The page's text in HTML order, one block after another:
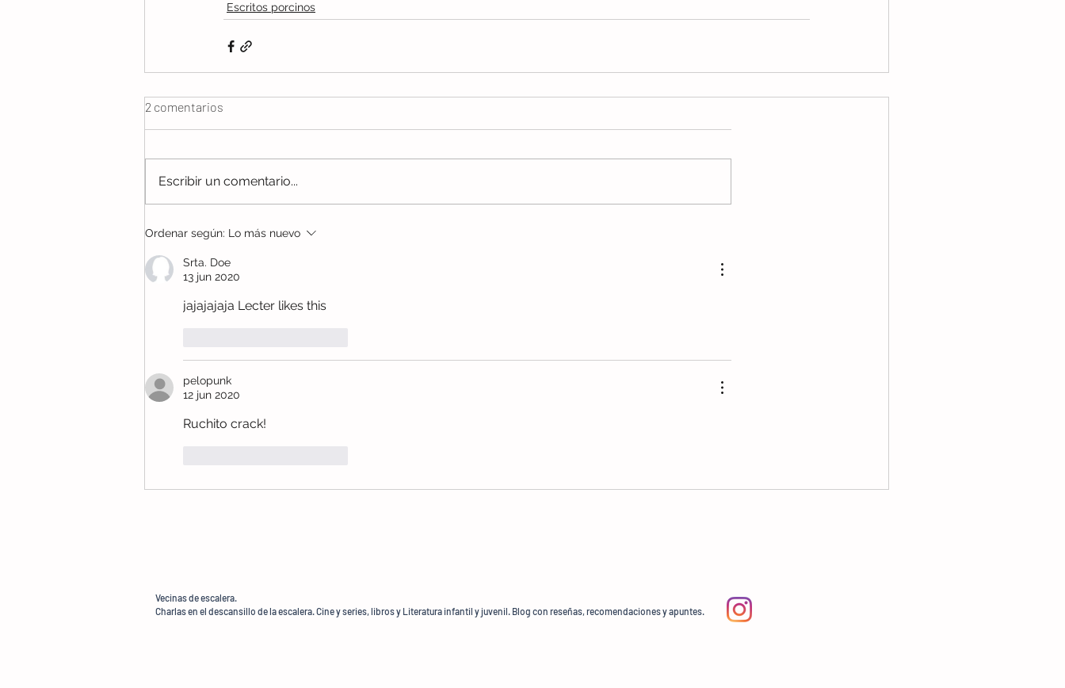
Escritos porcinos
2 comentarios
Escribir un comentario...
Ordenar según: Lo más nuevo
Srta. Doe
13 jun 2020
jajajajaja Lecter likes this
pelopunk
12 jun 2020
Ruchito crack!
Vecinas de escalera.
Charlas en el descansillo de la escalera. Cine y series, libros y Literatura infantil y juvenil. Blog con reseñas, recomendaciones y apuntes.